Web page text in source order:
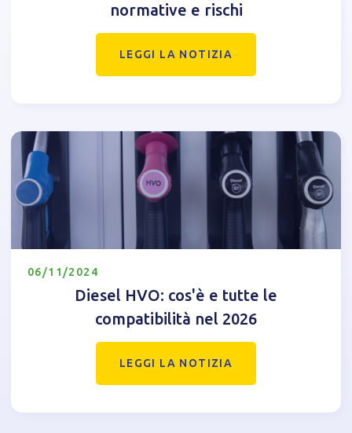
normative e rischi
LEGGI LA NOTIZIA
06/11/2024
Diesel HVO: cos'è e tutte le
compatibilità nel 2026
LEGGI LA NOTIZIA